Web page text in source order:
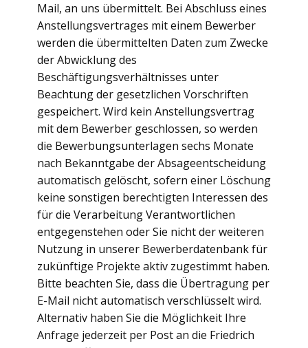
Mail, an uns übermittelt. Bei Abschluss eines
Anstellungsvertrages mit einem Bewerber
werden die übermittelten Daten zum Zwecke
der Abwicklung des
Beschäftigungsverhältnisses unter
Beachtung der gesetzlichen Vorschriften
gespeichert. Wird kein Anstellungsvertrag
mit dem Bewerber geschlossen, so werden
die Bewerbungsunterlagen sechs Monate
nach Bekanntgabe der Absageentscheidung
automatisch gelöscht, sofern einer Löschung
keine sonstigen berechtigten Interessen des
für die Verarbeitung Verantwortlichen
entgegenstehen oder Sie nicht der weiteren
Nutzung in unserer Bewerberdatenbank für
zukünftige Projekte aktiv zugestimmt haben.
Bitte beachten Sie, dass die Übertragung per
E-Mail nicht automatisch verschlüsselt wird.
Alternativ haben Sie die Möglichkeit Ihre
Anfrage jederzeit per Post an die Friedrich